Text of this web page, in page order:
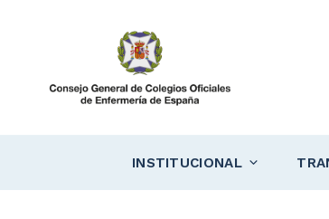
INSTITUCIONAL